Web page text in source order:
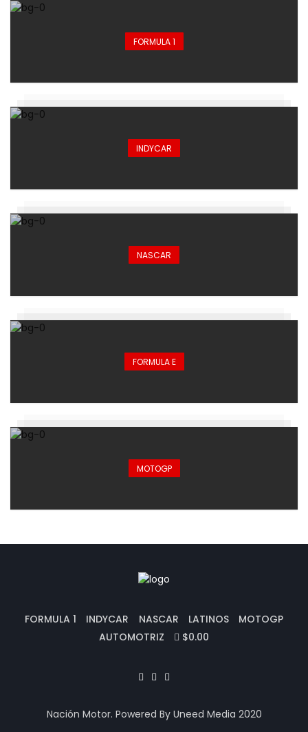
FORMULA 1
INDYCAR
NASCAR
FORMULA E
MOTOGP
FORMULA 1 INDYCAR NASCAR LATINOS
MOTOGP
AUTOMOTRIZ
$0.00
Nación Motor. Powered By Uneed Media 2020